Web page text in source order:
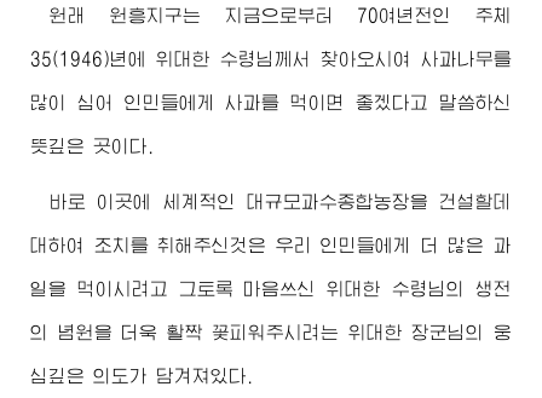
원래 원흥지구는 지금으로부터 70여년전인 주체
35(1946)년에 위대한 수령님께서 찾아오시여 사과나무를
많이 심어 인민들에게 사과를 먹이면 좋겠다고 말씀하신
뜻깊은 곳이다.
바로 이곳에 세계적인 대규모과수종합농장을 건설할데
대하여 조치를 취해주신것은 우리 인민들에게 더 많은 과
일을 먹이시려고 그토록 마음쓰신위대한 수령님의 생전
의 념원을 더욱 활짝 꽃피워주시려는 위대한 장군님의 웅
심깊은 의도가 담겨져있다.